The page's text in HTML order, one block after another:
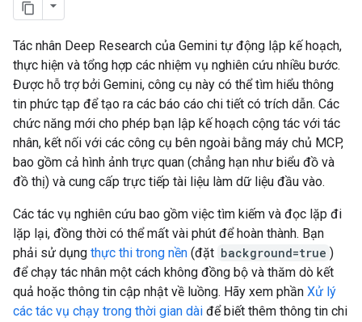
Tác nhân Deep Research của Gemini tự động lập kế hoạch,
thực hiện và tổng hợp các nhiệm vụ nghiên cứu nhiều bước.
Được hỗ trợ bởi Gemini, công cụ này có thể tìm hiểu thông
tin phức tạp để tạo ra các báo cáo chi tiết có trích dẫn. Các
chức năng mới cho phép bạn lập kế hoạch cộng tác với tác
nhân, kết nối với các công cụ bên ngoài bằng máy chủ MCP,
bao gồm cả hình ảnh trực quan (chẳng hạn như biểu đồ và
đồ thị) và cung cấp trực tiếp tài liệu làm dữ liệu đầu vào.
Các tác vụ nghiên cứu bao gồm việc tìm kiếm và đọc lặp đi
lặp lại, đồng thời có thể mất vài phút để hoàn thành. Bạn
phải sử dụng thực thi trong nền (đặt background=true )
để chạy tác nhân một cách không đồng bộ và thăm dò kết
quả hoặc thông tin cập nhật về luồng. Hãy xem phần Xử lý
các tác vụ chạy trong thời gian dài để biết thêm thông tin chi